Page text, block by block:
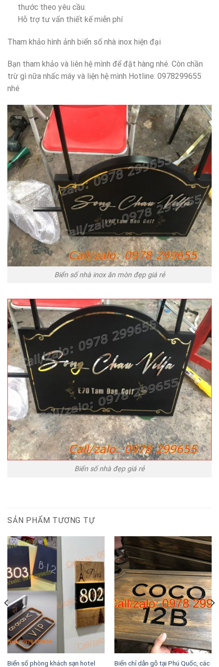
thước theo yêu cầu.
Hỗ trợ tư vấn thiết kế miễn phí
Tham khảo hình ảnh biển số nhà inox hiện đại
Bạn tham khảo và liên hệ mình để đặt hàng nhé. Còn chần
trừ gì nữa nhấc máy và liện hệ mình Hotline: 0978299655
nhé
Biển số nhà inox ăn mòn đẹp giá rẻ
Biển số nhà đẹp giá rẻ
SẢN PHẨM TƯƠNG TỰ
Biển số phòng khách sạn hotel Biển chỉ dẫn gỗ tại Phú Quốc, các